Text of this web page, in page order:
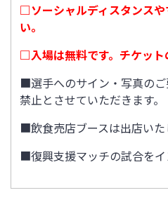
□ソーシャルディスタンス
い。
□入場は無料です。チケット
■選手へのサイン・写真の
禁止とさせていただきます。
■飲食売店ブースは出店い
■復興支援マッチの試合を